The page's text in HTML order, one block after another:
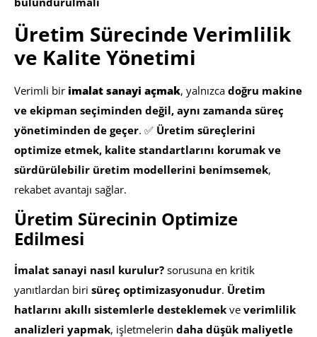
Üretim Sürecinde Verimlilik
ve Kalite Yönetimi
Verimli bir imalat sanayi açmak, yalnızca doğru makine
ve ekipman seçiminden değil, aynı zamanda süreç
yönetiminden de geçer. ✅ Üretim süreçlerini
optimize etmek, kalite standartlarını korumak ve
sürdürülebilir üretim modellerini benimsemek,
rekabet avantajı sağlar.
Üretim Sürecinin Optimize
Edilmesi
İmalat sanayi nasıl kurulur? sorusuna en kritik
yanıtlardan biri süreç optimizasyonudur. Üretim
hatlarını akıllı sistemlerle desteklemek ve verimlilik
analizleri yapmak, işletmelerin daha düşük maliyetle